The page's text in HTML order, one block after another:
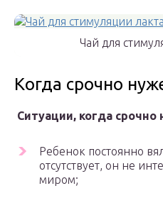
Чай для
Когда срочно
Ситуации, когда срочно
Ребенок постоянно
отсутствует, он не
миром;